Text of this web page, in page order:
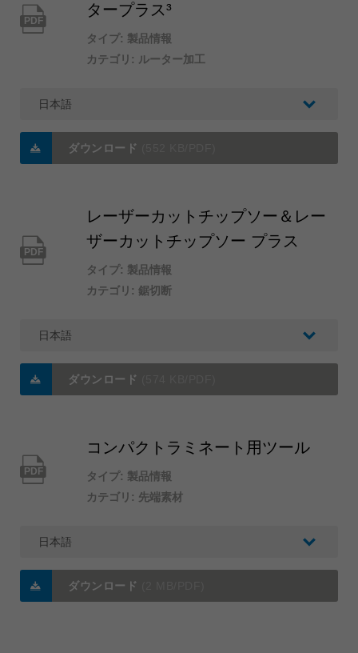
PDF
タープラス³
タイプ: 製品情報
カテゴリ: ルーター加工
ダウンロード
PDF
レーザーカットチップソー＆レー
ザーカットチップソー プラス
タイプ: 製品情報
カテゴリ: 鋸切断
ダウンロード
PDF
コンパクトラミネート用ツール
タイプ: 製品情報
カテゴリ: 先端素材
ダウンロード